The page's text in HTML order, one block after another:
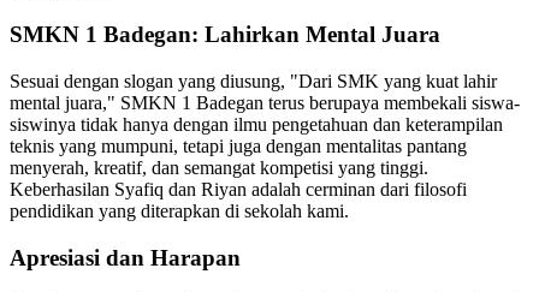
SMKN 1 Badegan: Lahirkan Mental Juara
Sesuai dengan slogan yang diusung, "Dari SMK yang kuat lahir
mental juara," SMKN 1 Badegan terus berupaya membekali siswa-
siswinya tidak hanya dengan ilmu pengetahuan dan keterampilan
teknis yang mumpuni, tetapi juga dengan mentalitas pantang
menyerah, kreatif, dan semangat kompetisi yang tinggi.
Keberhasilan Syafiq dan Riyan adalah cerminan dari filosofi
pendidikan yang diterapkan di sekolah kami.
Apresiasi dan Harapan